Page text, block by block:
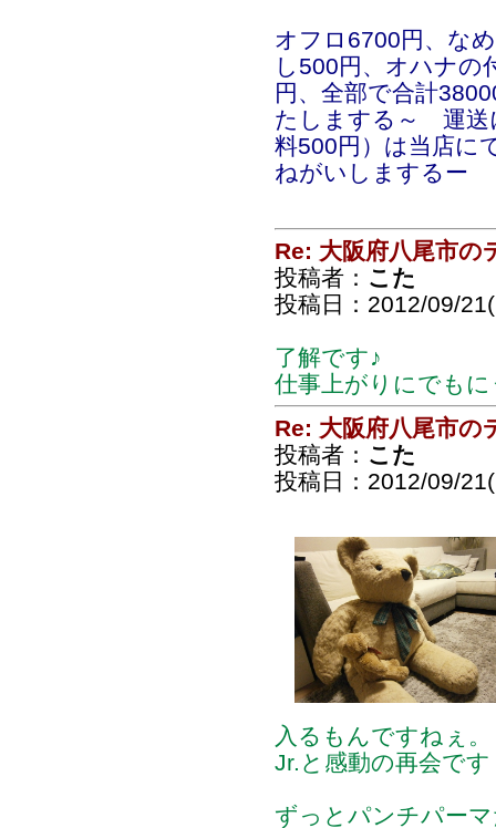
オフロ6700円、な
し500円、オハナの
円、全部で合計
たしまする～ 運送
料500円）は当店に
ねがいしまするー
Re: 大阪府八尾市の
投稿者： こた
投稿日：2012/09/
了解です♪
仕事上がりにでも
Re: 大阪府八尾市の
投稿者： こた
投稿日：2012/09/
入るもんですねぇ。
Jr.と感動の再会で
ずっとパンチパー